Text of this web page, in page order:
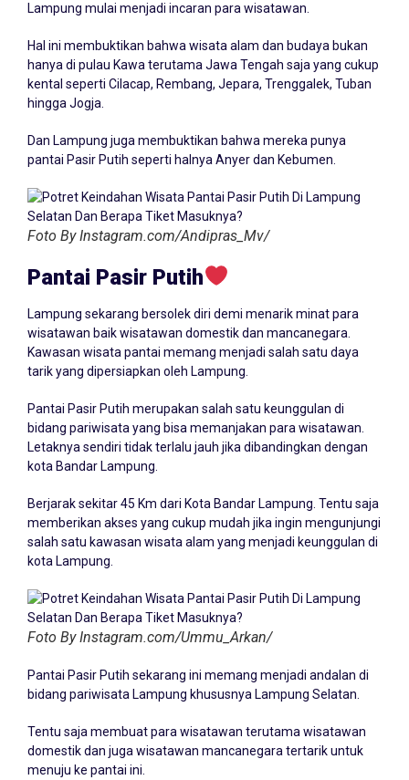
Lampung mulai menjadi incaran para wisatawan.
Hal ini membuktikan bahwa wisata alam dan budaya bukan
hanya di pulau Kawa terutama Jawa Tengah saja yang cukup
kental seperti Cilacap, Rembang, Jepara, Trenggalek, Tuban
hingga Jogja.
Dan Lampung juga membuktikan bahwa mereka punya
pantai Pasir Putih seperti halnya Anyer dan Kebumen.
Foto By Instagram.com/Andipras_Mv/
Pantai Pasir Putih
Lampung sekarang bersolek diri demi menarik minat para
wisatawan baik wisatawan domestik dan mancanegara.
Kawasan wisata pantai memang menjadi salah satu daya
tarik yang dipersiapkan oleh Lampung.
Pantai Pasir Putih merupakan salah satu keunggulan di
bidang pariwisata yang bisa memanjakan para wisatawan.
Letaknya sendiri tidak terlalu jauh jika dibandingkan dengan
kota Bandar Lampung.
Berjarak sekitar 45 Km dari Kota Bandar Lampung. Tentu saja
memberikan akses yang cukup mudah jika ingin mengunjungi
salah satu kawasan wisata alam yang menjadi keunggulan di
kota Lampung.
Foto By Instagram.com/Ummu_Arkan/
Pantai Pasir Putih sekarang ini memang menjadi andalan di
bidang pariwisata Lampung khususnya Lampung Selatan.
Tentu saja membuat para wisatawan terutama wisatawan
domestik dan juga wisatawan mancanegara tertarik untuk
menuju ke pantai ini.